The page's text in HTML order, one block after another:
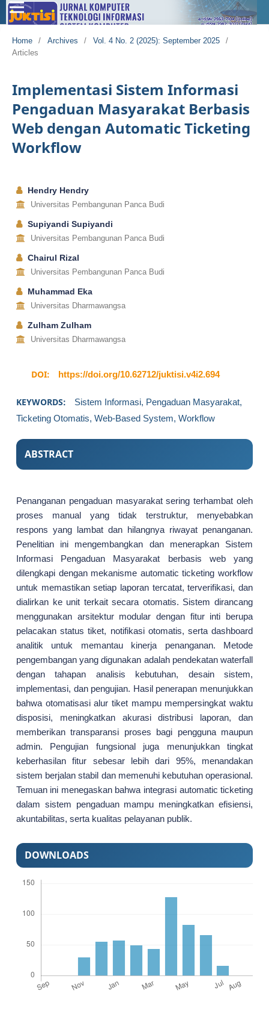
Home / Archives / Vol. 4 No. 2 (2025): September 2025
/
Articles
Implementasi Sistem Informasi
Pengaduan Masyarakat Berbasis
Web dengan Automatic Ticketing
Workflow
Hendry Hendry
Universitas Pembangunan Panca Budi
Supiyandi Supiyandi
Universitas Pembangunan Panca Budi
Chairul Rizal
Universitas Pembangunan Panca Budi
Muhammad Eka
Universitas Dharmawangsa
Zulham Zulham
Universitas Dharmawangsa
DOI: https://doi.org/10.62712/juktisi.v4i2.694
KEYWORDS:
Sistem Informasi, Pengaduan Masyarakat,
Ticketing Otomatis, Web-Based System, Workflow
ABSTRACT
Penanganan pengaduan masyarakat sering terhambat oleh
proses manual yang tidak terstruktur, menyebabkan
respons yang lambat dan hilangnya riwayat penanganan.
Penelitian ini mengembangkan dan menerapkan Sistem
Informasi Pengaduan Masyarakat berbasis web yang
dilengkapi dengan mekanisme automatic ticketing workflow
untuk memastikan setiap laporan tercatat, terverifikasi, dan
dialirkan ke unit terkait secara otomatis. Sistem dirancang
menggunakan arsitektur modular dengan fitur inti berupa
pelacakan status tiket, notifikasi otomatis, serta dashboard
analitik untuk memantau kinerja penanganan. Metode
pengembangan yang digunakan adalah pendekatan waterfall
dengan tahapan analisis kebutuhan, desain sistem,
implementasi, dan pengujian. Hasil penerapan menunjukkan
bahwa otomatisasi alur tiket mampu mempersingkat waktu
disposisi, meningkatkan akurasi distribusi laporan, dan
memberikan transparansi proses bagi pengguna maupun
admin. Pengujian fungsional juga menunjukkan tingkat
keberhasilan fitur sebesar lebih dari 95%, menandakan
sistem berjalan stabil dan memenuhi kebutuhan operasional.
Temuan ini menegaskan bahwa integrasi automatic ticketing
dalam sistem pengaduan mampu meningkatkan efisiensi,
akuntabilitas, serta kualitas pelayanan publik.
DOWNLOADS